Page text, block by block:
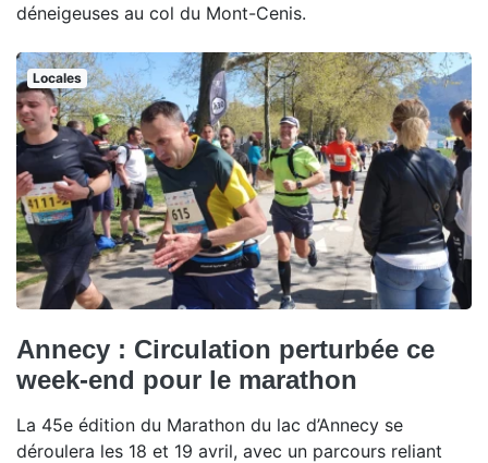
déneigeuses au col du Mont-Cenis.
Locales
Annecy : Circulation perturbée ce
week-end pour le marathon
La 45e édition du Marathon du lac d’Annecy se
déroulera les 18 et 19 avril, avec un parcours reliant